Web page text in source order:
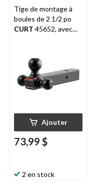
Tige de montage à
boules de 2 1/2 po
CURT 45652, avec
Ajouter
73,99 $
2 en stock